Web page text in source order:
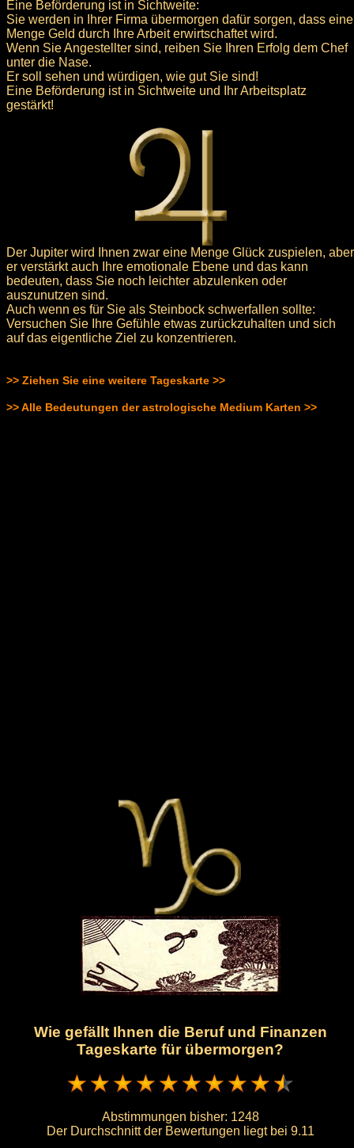
Eine Beförderung ist in Sichtweite:
Sie werden in Ihrer Firma übermorgen dafür sorgen, dass eine
Menge Geld durch Ihre Arbeit erwirtschaftet wird.
Wenn Sie Angestellter sind, reiben Sie Ihren Erfolg dem Chef
unter die Nase.
Er soll sehen und würdigen, wie gut Sie sind!
Eine Beförderung ist in Sichtweite und Ihr Arbeitsplatz
gestärkt!
Der Jupiter wird Ihnen zwar eine Menge Glück zuspielen, aber
er verstärkt auch Ihre emotionale Ebene und das kann
bedeuten, dass Sie noch leichter abzulenken oder
auszunutzen sind.
Auch wenn es für Sie als Steinbock schwerfallen sollte:
Versuchen Sie Ihre Gefühle etwas zurückzuhalten und sich
auf das eigentliche Ziel zu konzentrieren.
>> Ziehen Sie eine weitere Tageskarte >>
>> Alle Bedeutungen der astrologische Medium Karten >>
Wie gefällt Ihnen die Beruf und Finanzen
Tageskarte für übermorgen?
Abstimmungen bisher: 1248
Der Durchschnitt der Bewertungen liegt bei 9.11